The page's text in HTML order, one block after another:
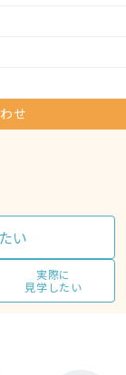
せ
い
実際に
見学したい